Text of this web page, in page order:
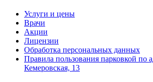
Услуги и цены
Врачи
Акции
Лицензии
Обработка персональных данных
Правила пользования парковкой по
Кемеровская, 13